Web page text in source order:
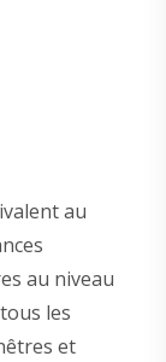
au
au niveau
les
et